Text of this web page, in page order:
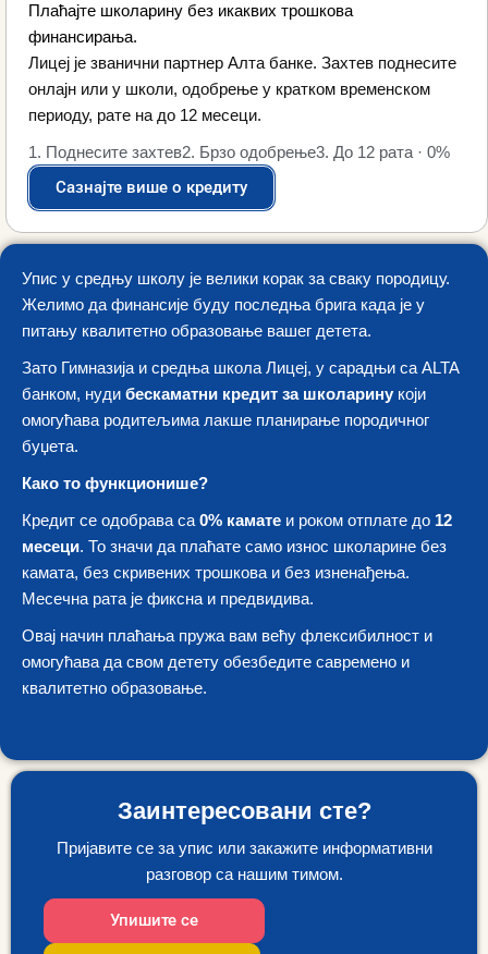
Плаћајте школарину без икаквих трошкова
финансирања.
Лицеј је званични партнер Алта банке. Захтев поднесите
онлајн или у школи, одобрење у кратком временском
периоду, рате на до 12 месеци.
1. Поднесите захтев2. Брзо одобрење3. До 12 рата · 0%
Сазнајте више о кредиту
Упис у средњу школу је велики корак за сваку породицу.
Желимо да финансије буду последња брига када је у
питању квалитетно образовање вашег детета.
Зато Гимназија и средња школа Лицеј, у сарадњи са ALTA
банком, нуди бескаматни кредит за школарину који
омогућава родитељима лакше планирање породичног
буџета.
Како то функционише?
Кредит се одобрава са 0% камате и роком отплате до 12
месеци. То значи да плаћате само износ школарине без
камата, без скривених трошкова и без изненађења.
Месечна рата је фиксна и предвидива.
Овај начин плаћања пружа вам већу флексибилност и
омогућава да свом детету обезбедите савремено и
квалитетно образовање.
Заинтересовани сте?
Пријавите се за упис или закажите информативни
разговор са нашим тимом.
Упишите се